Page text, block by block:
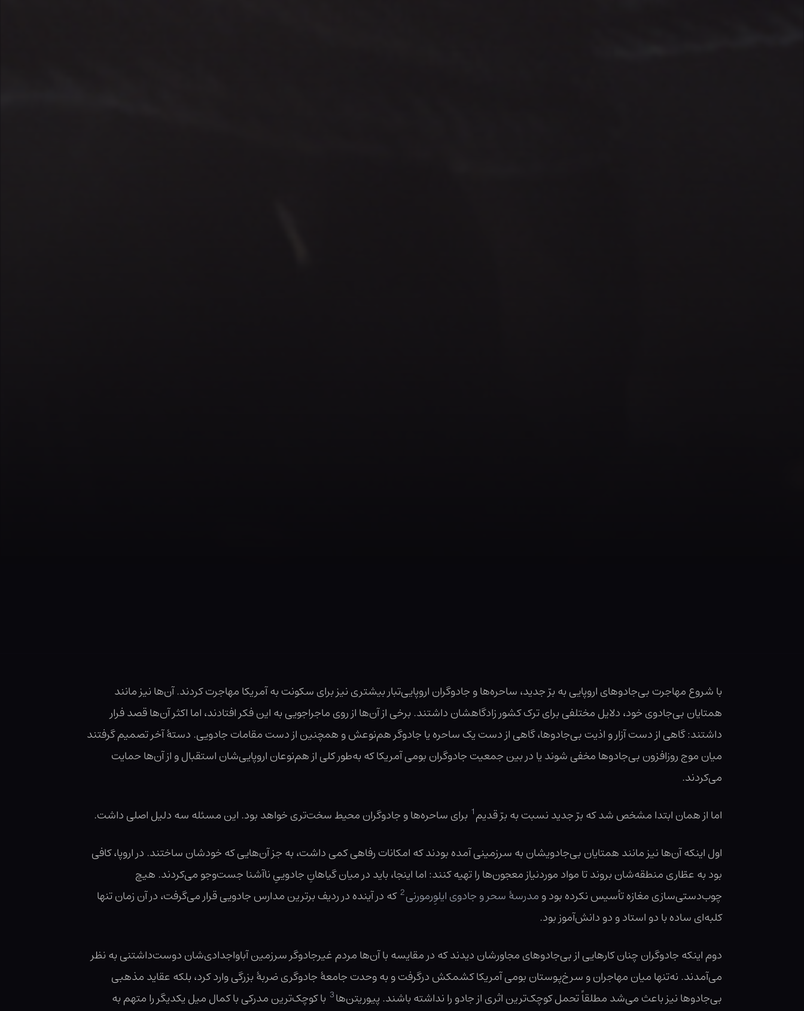
با شروع مهاجرت بی‌جادوهای اروپایی به برّ جدید، ساحره‌ها و جادوگران اروپایی‌تبار بیشتری نیز برای سکونت به آمریکا مهاجرت کردند. آن‌ها‌‌ نیز مانند
همتایان بی‌جادوی خود، دلایل مختلفی برای ترک کشور زادگاهشان داشتند. برخی از آن‌ها از روی ماجراجویی به این فکر افتادند، اما اکثر آن‌ها‌‌ قصد فرار
داشتند: گاهی از دست آزار و اذیت بی‌جادوها، گاهی از دست یک ساحره یا جادوگر ‌هم‌نوعش و همچنین از دست مقامات جادویی. دستهٔ آخر تصمیم گرفتند
میان موج روزافزون بی‌جادوها مخفی شوند یا در بین جمعیت جادوگران بومی آمریکا که به‌طور کلی از هم‌نوعان اروپایی‌شان استقبال و از آن‌ها‌‌ حمایت
می‌کردند.
اما از همان ابتدا مشخص شد که برّ جدید نسبت به برّ قدیم1 برای ساحره‌ها و جادوگران محیط سخت‌تری خواهد بود. این مسئله سه دلیل اصلی داشت.
اول اینکه آن‌ها‌‌ نیز مانند همتایان بی‌جادویشان به سرزمینی آمده بودند که امکانات رفاهی کمی داشت، به جز آن‌ها‌‌یی که خودشان ساختند. در اروپا، کافی
بود به عطّاری منطقه‌شان بروند تا مواد موردنیاز معجون‌ها را تهیه کنند: اما اینجا، باید در میان گیاهانِ جادوییِ ناآشنا جست‌وجو می‌کردند. هیچ
چوب‌دستی‌سازی مغازه تأسیس نکرده بود ومدرسهٔ سحر و جادوی ایلوِرمورنی2 که در آینده در ردیف برترین مدارس جادویی قرار می‌گرفت، در آن زمان تنها
کلبه‌ای ساده با دو استاد و دو دانش‌آموز بود.
دوم اینکه جادوگران چنان کارهایی از بی‌جادوهای مجاورشان دیدند که در مقایسه با آن‌ها مردم غیرجادوگر سرزمین آباواجدادی‌شان دوست‌داشتنی به نظر
می‌آمدند. نه‌تنها میان مهاجران و سرخ‌پوستان بومی آمریکا کشمکش درگرفت و به وحدت جامعهٔ جادوگری ضربهٔ بزرگی وارد کرد، بلکه عقاید مذهبی
بی‌جادوها نیز باعث می‌شد مطلقاً تحمل کوچک‌ترین اثری از جادو را نداشته باشند. پیوریتن‌ها3 با کوچک‌ترین مدرکی با کمال میل یکدیگر را متهم به